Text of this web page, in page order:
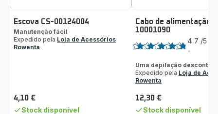
Escova CS-00124004
Manutençào fácil
Expedido pela Loja de Acessórios
Rowenta
Preço
4,10 €
Stock disponível
Cabo de alimentação
10001090
Classificação
4.7 /5
-
Uma depilação
Expedido pela Loja de
Rowenta
Preço
12,30 €
Stock disponível